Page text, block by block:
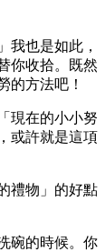
我也是如此，
你收拾。既然
的方法吧！
現在的小小努
或許就是這項
禮物」的好點
碗的時候。你